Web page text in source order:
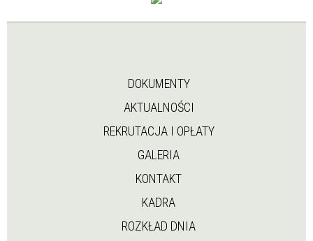
DOKUMENTY
AKTUALNOŚCI
REKRUTACJA I OPŁATY
GALERIA
KONTAKT
KADRA
ROZKŁAD DNIA